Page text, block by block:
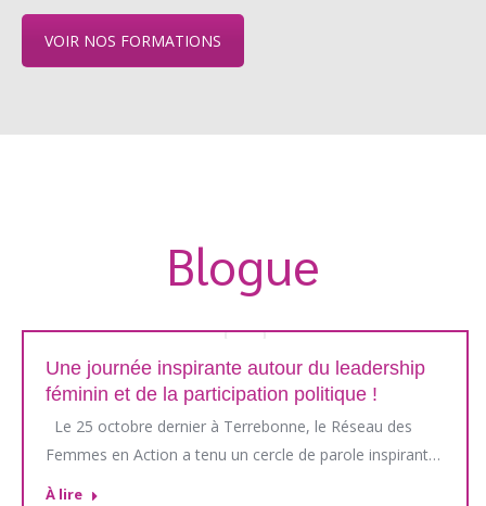
VOIR NOS FORMATIONS
Blogue
Une journée inspirante autour du leadership
féminin et de la participation politique !
Le 25 octobre dernier à Terrebonne, le Réseau des
Femmes en Action a tenu un cercle de parole inspirant…
À lire